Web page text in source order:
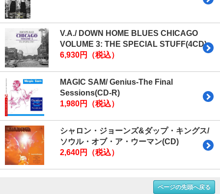
V.A./ DOWN HOME BLUES CHICAGO
VOLUME 3: THE SPECIAL STUFF(4CD)
6,930円（税込）
MAGIC SAM/ Genius-The Final
Sessions(CD-R)
1,980円（税込）
シャロン・ジョーンズ&ダップ・キングス/
ソウル・オブ・ア・ウーマン(CD)
2,640円（税込）
ページの先頭へ戻る